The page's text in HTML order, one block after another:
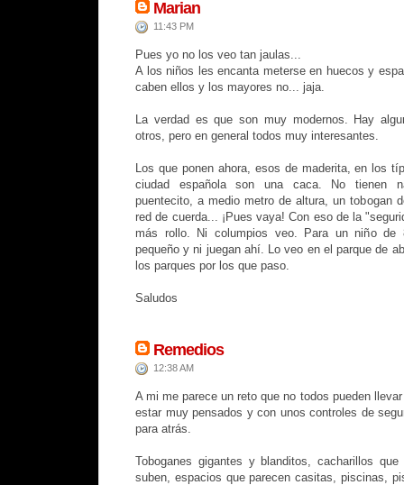
Marian
11:43 PM
Pues yo no los veo tan jaulas...
A los niños les encanta meterse en huecos y
caben ellos y los mayores no... jaja.
La verdad es que son muy modernos. Hay
otros, pero en general todos muy interesantes.
Los que ponen ahora, esos de maderita, en los
ciudad española son una caca. No tienen
puentecito, a medio metro de altura, un tobogan
red de cuerda... ¡Pues vaya! Con eso de la
más rollo. Ni columpios veo. Para un niño
pequeño y ni juegan ahí. Lo veo en el parque de
los parques por los que paso.
Saludos
Remedios
12:38 AM
A mi me parece un reto que no todos pueden
estar muy pensados y con unos controles de
para atrás.
Toboganes gigantes y blanditos, cacharillos
suben, espacios que parecen casitas, piscinas,